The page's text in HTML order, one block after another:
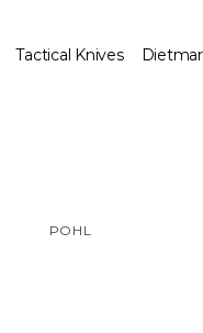
Tactical Knives
POHL